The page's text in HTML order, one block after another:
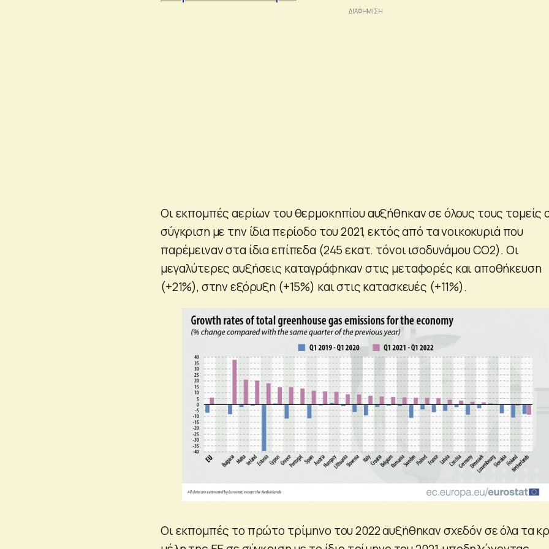
Οι εκπομπές αερίων του θερμοκηπίου αυξήθηκαν σε όλους τους τομείς
σύγκριση με την ίδια περίοδο του 2021, εκτός από τα νοικοκυριά που
παρέμειναν στα ίδια επίπεδα (245 εκατ. τόνοι ισοδυνάμου CO2). Οι
μεγαλύτερες αυξήσεις καταγράφηκαν στις μεταφορές και αποθήκευση
(+21%), στην εξόρυξη (+15%) και στις κατασκευές (+11%).
Οι εκπομπές το πρώτο τρίμηνο του 2022 αυξήθηκαν σχεδόν σε όλα τα